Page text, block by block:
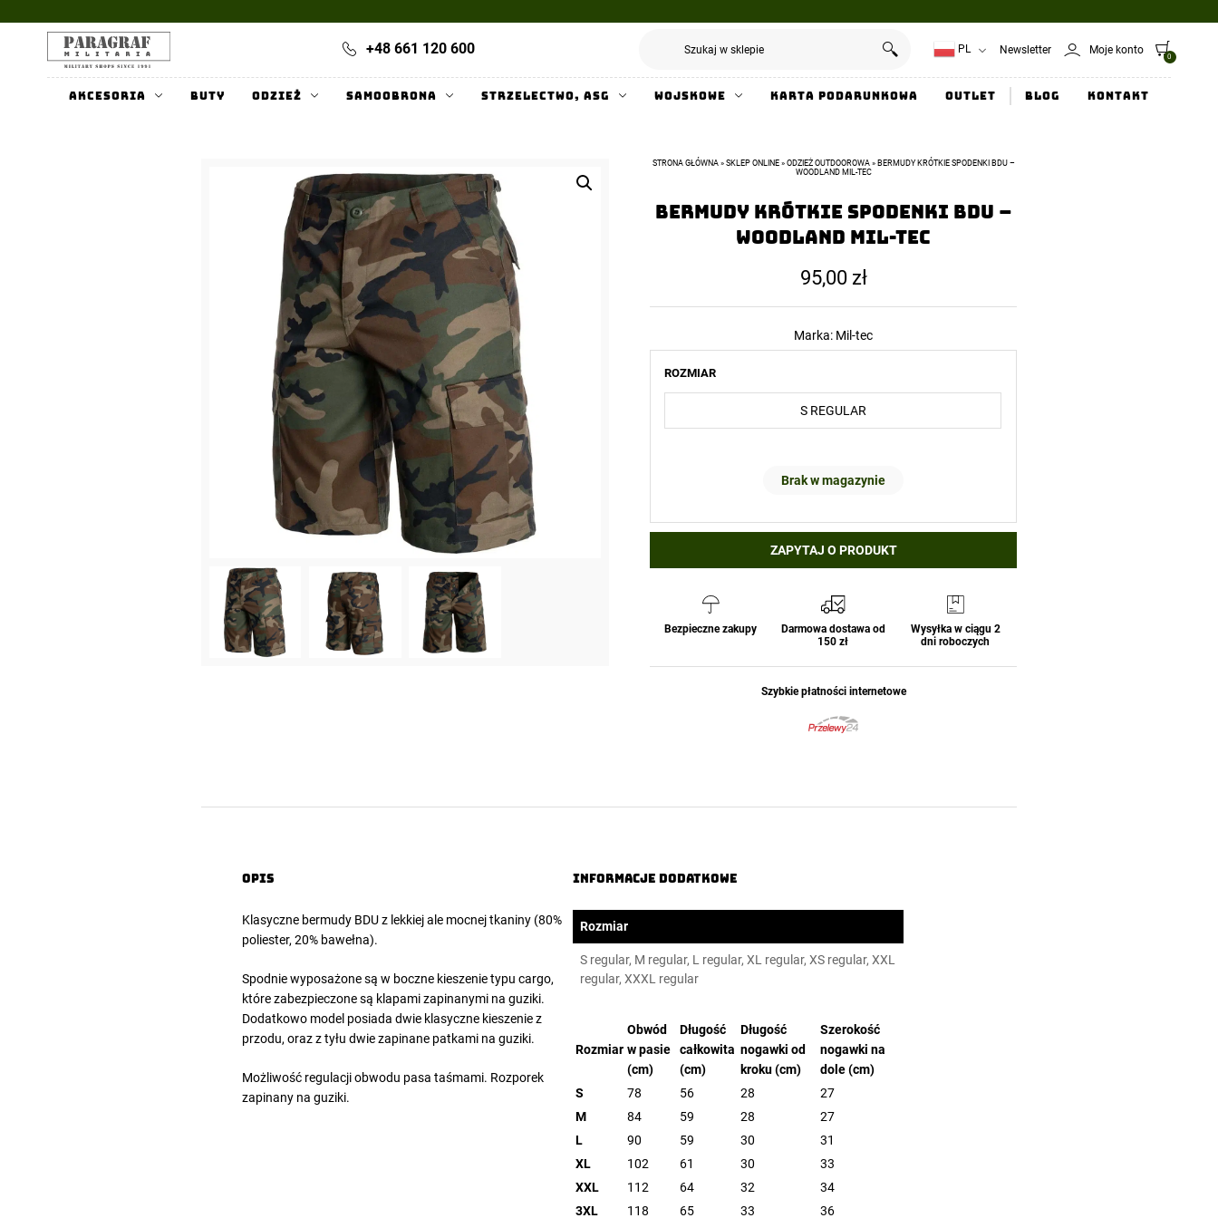
+48 661 120 600 PL Newsletter Moje konto
0
Akcesoria Buty Odzież Samoobrona Strzelectwo, ASG Wojskowe Karta Podarunkowa Outlet Blog Kontakt
STRONA GŁÓWNA» SKLEP ONLINE» ODZIEŻ OUTDOOROWA» BERMUDY KRÓTKIE SPODENKI BDU –
WOODLAND MIL-TEC
Bermudy krótkie spodenki BDU –
Woodland Mil-Tec
95,00 zł
Marka: Mil-tec
ROZMIAR
Brak w magazynie
ZAPYTAJ O PRODUKT
Bezpieczne zakupy
Darmowa dostawa od
150 zł
Wysyłka w ciągu 2
dni roboczych
Szybkie płatności internetowe
Opis
Klasyczne bermudy BDUz lekkiej ale mocnej tkaniny (80%
poliester, 20% bawełna).
Spodnie wyposażone są w boczne kieszenie typu cargo,
które zabezpieczone są klapami zapinanymi na guziki.
Dodatkowo model posiada dwie klasyczne kieszenie z
przodu, oraz z tyłu dwie zapinane patkami na guziki.
Możliwość regulacji obwodu pasa taśmami. Rozporek
zapinany na guziki.
Informacje dodatkowe
Rozmiar
S regular, M regular, L regular, XL regular, XS regular, XXL
regular, XXXL regular
Rozmiar
Obwód
w pasie
(cm)
Długość
całkowita
(cm)
Długość
nogawki od
kroku (cm)
Szerokość
nogawki na
dole (cm)
S
78 56 28
27
M
84 59 28
27
L
90 59 30
31
XL
102 61 30
33
XXL
112 64 32
34
3XL
118 65 33 36